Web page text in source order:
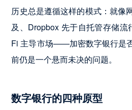
历史总是遵循这样的模式：就像
及、Dropbox 先于自托管存储
Fi 主导市场——加密数字银行是
前仍是一个悬而未决的问题。
数字银行的四种原型